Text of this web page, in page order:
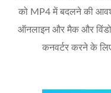
को MP4 में बदलने की
ऑनलाइन और मैक और
कनवर्टर करने के